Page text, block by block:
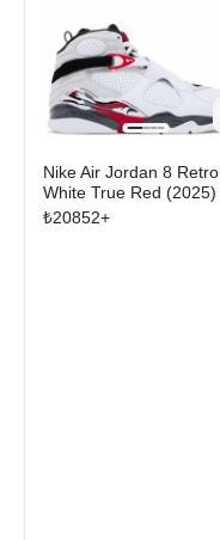
Nike Air Jordan 8 Retro
White True Red (2025)
₺20852+